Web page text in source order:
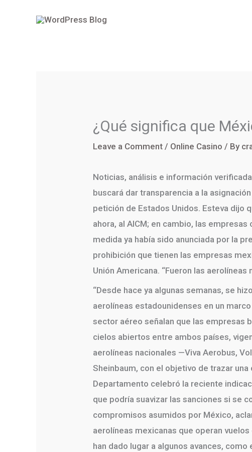
¿Qué significa que
Leave a Comment / Online Casino / By
Noticias, análisis e información
buscará dar transparencia a la
petición de Estados Unidos. Esteva dijo
ahora, al AICM; en cambio, las
medida ya había sido anunciada por la
prohibición que tienen las empresas
Unión Americana. “Fueron las
“Desde hace ya algunas semanas, se
aerolíneas estadounidenses en un
sector aéreo señalan que las empresas
cielos abiertos entre ambos países,
aerolíneas nacionales —Viva Aerobus,
Sheinbaum, con el objetivo de trazar
Departamento celebró la reciente
que podría suavizar las sanciones si se
compromisos asumidos por México,
aerolíneas mexicanas que operan
han dado lugar a algunos avances,